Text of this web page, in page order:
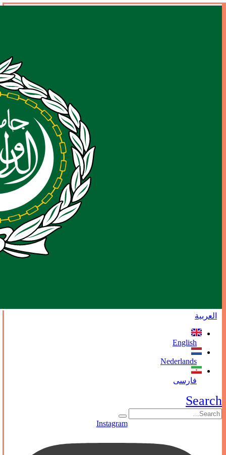
العربية
English
Nederlands
فارسی
Search
Instagram